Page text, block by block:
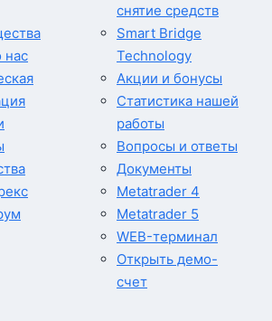
нас
снятие средств
Smart Bridge
Technology
Акции и бонусы
Статистика нашей
работы
Вопросы и ответы
Документы
Metatrader 4
Metatrader 5
WEB-терминал
Открыть демо-
счет